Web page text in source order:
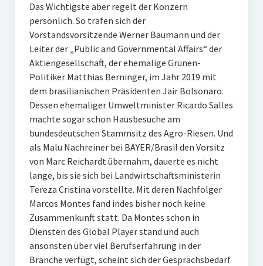
Das Wichtigste aber regelt der Konzern
persönlich. So trafen sich der
Vorstandsvorsitzende Werner Baumann und der
Leiter der „Public and Governmental Affairs“ der
Aktiengesellschaft, der ehemalige Grünen-
Politiker Matthias Berninger, im Jahr 2019 mit
dem brasilianischen Präsidenten Jair Bolsonaro.
Dessen ehemaliger Umweltminister Ricardo Salles
machte sogar schon Hausbesuche am
bundesdeutschen Stammsitz des Agro-Riesen. Und
als Malu Nachreiner bei BAYER/Brasil den Vorsitz
von Marc Reichardt übernahm, dauerte es nicht
lange, bis sie sich bei Landwirtschaftsministerin
Tereza Cristina vorstellte. Mit deren Nachfolger
Marcos Montes fand indes bisher noch keine
Zusammenkunft statt. Da Montes schon in
Diensten des Global Player stand und auch
ansonsten über viel Berufserfahrung in der
Branche verfügt, scheint sich der Gesprächsbedarf